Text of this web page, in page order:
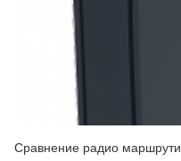
Сравнение радио